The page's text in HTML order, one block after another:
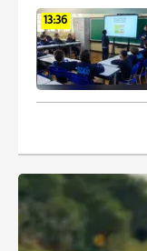
13:36